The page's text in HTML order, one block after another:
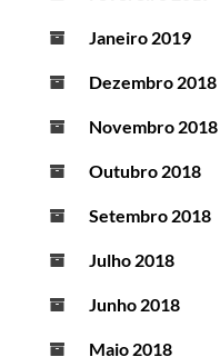
Janeiro 2019
Dezembro 2018
Novembro 2018
Outubro 2018
Setembro 2018
Julho 2018
Junho 2018
Maio 2018